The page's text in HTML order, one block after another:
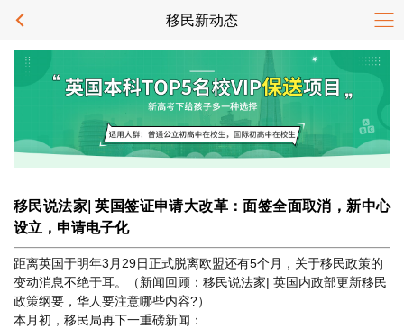
移民新动态
移民说法家| 英国签证申请大改革：面签全面取消，新中心
设立，申请电子化
距离英国于明年3月29日正式脱离欧盟还有5个月，关于移民政策的
变动消息不绝于耳。（新闻回顾：移民说法家| 英国内政部更新移民
政策纲要，华人要注意哪些内容?）
本月初，移民局再下一重磅新闻：